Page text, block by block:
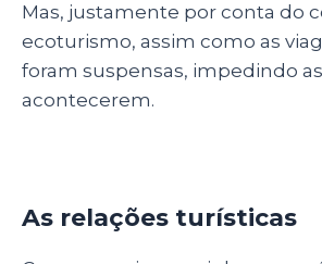
Mas, justamente por conta do
ecoturismo, assim como as
foram suspensas, impedindo
acontecerem.
As relações turísticas